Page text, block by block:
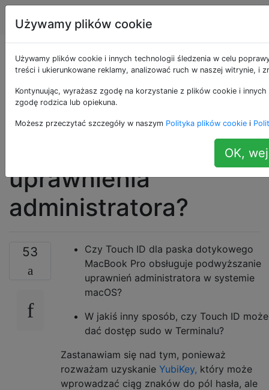
Apple Tagi
Czy Touch ID dla Mac
Touch Bar może
uwierzytelniać
użytkowników sudo i
uprawnienia
administratora?
53
Czy Touch ID dla paska dotykowego
MacBook Pro obsługuje podwyższanie
uprawnień administratora w systemie
macOS?
W jakiś inny sposób, czy Touch ID może
dać dostęp sudo w Terminalu?
Zastanawiam się nad tym, ponieważ
rozważam uzyskanie YubiKey, który może
wprowadzać ciąg znaków do pól hasła, ale
Używamy plików cookie
Używamy plików cookie i innych technologii śledzenia w celu
treści i ukierunkowane reklamy, analizować ruch w naszej witrynie, i
Kontynuując, wyrażasz zgodę na korzystanie z plików cookie i
zgodę rodzica lub opiekuna.
Możesz przeczytać szczegóły w naszym Polityka plików cookie i
OK,